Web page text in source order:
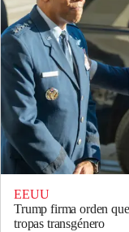
EEUU
Trump firma orden
tropas transgénero